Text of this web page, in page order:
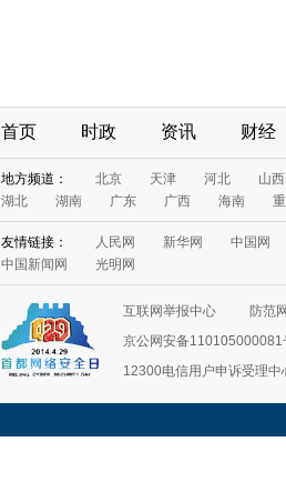
首页 时政 资讯 财经
地方频道： 北京 天津 河北
山西
湖北
湖南 广东 广西 海南
友情链接： 人民网 新华网
中国网
中国新闻网
光明网
互联网举报中心
防范
京公网安备110105000081
12300电信用户申诉受理中